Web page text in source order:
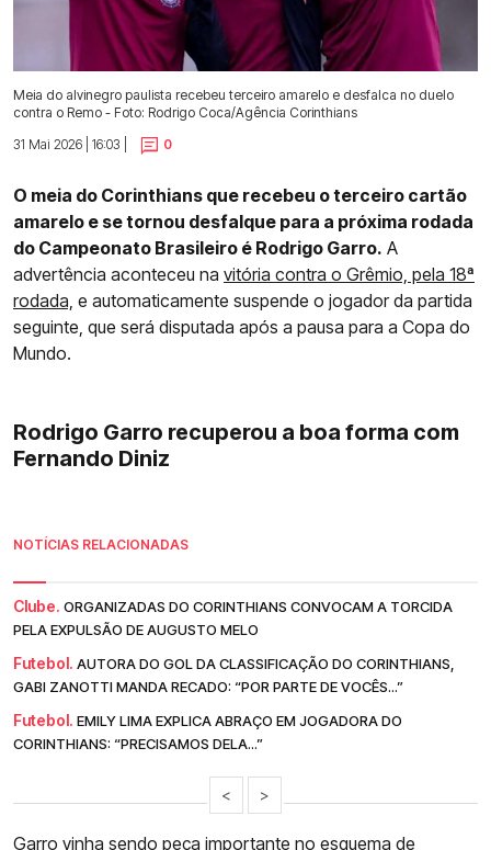
Meia do alvinegro paulista recebeu terceiro amarelo e desfalca no duelo
contra o Remo - Foto: Rodrigo Coca/Agência Corinthians
31 Mai 2026 | 16:03 |
0
O meia do Corinthians que recebeu o terceiro cartão
amarelo e se tornou desfalque para a próxima rodada
do Campeonato Brasileiro é Rodrigo Garro. A
advertência aconteceu na vitória contra o Grêmio, pela 18ª
rodada, e automaticamente suspende o jogador da partida
seguinte, que será disputada após a pausa para a Copa do
Mundo.
Rodrigo Garro recuperou a boa forma com
Fernando Diniz
NOTÍCIAS RELACIONADAS
Clube. ORGANIZADAS DO CORINTHIANS CONVOCAM A TORCIDA
PELA EXPULSÃO DE AUGUSTO MELO
Futebol. AUTORA DO GOL DA CLASSIFICAÇÃO DO CORINTHIANS,
GABI ZANOTTI MANDA RECADO: “POR PARTE DE VOCÊS...”
Futebol. EMILY LIMA EXPLICA ABRAÇO EM JOGADORA DO
CORINTHIANS: “PRECISAMOS DELA...”
< >
Garro vinha sendo peça importante no esquema de